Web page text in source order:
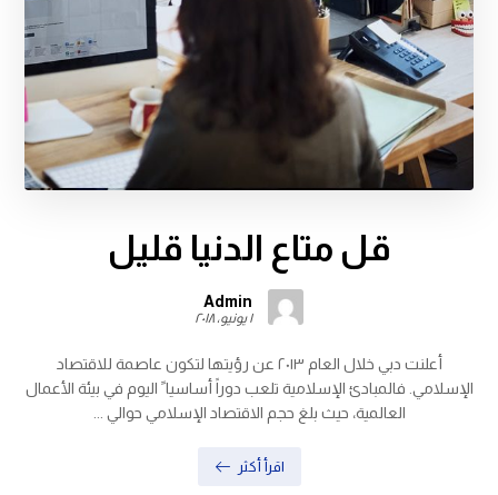
قل متاع الدنيا قليل
Admin
١ يونيو، ٢٠١٨
أعلنت دبي خلال العام ٢٠١٣ عن رؤيتها لتكون عاصمة للاقتصاد
الإسلامي. فالمبادئ الإسلامية تلعب دوراً أساسيا ً اليوم في بيئة الأعمال
العالمية، حيث بلغ حجم الاقتصاد الإسلامي حوالي ...
اقرأ أكثر